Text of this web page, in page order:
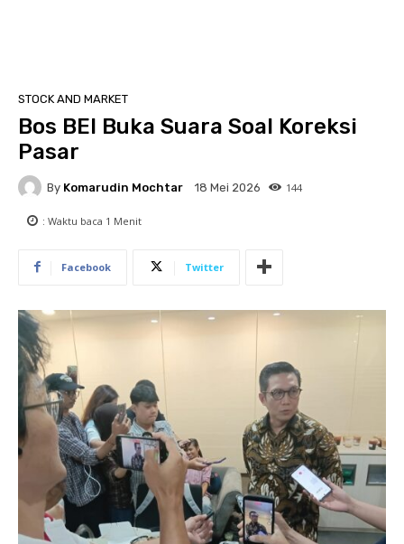
STOCK AND MARKET
Bos BEI Buka Suara Soal Koreksi
Pasar
By Komarudin Mochtar 18 Mei 2026 144
: Waktu baca 1 Menit
Facebook Twitter